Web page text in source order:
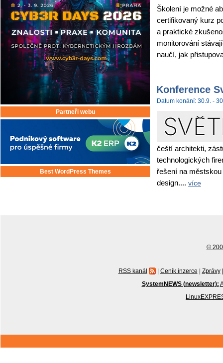
Partneři webu
Best WordPress Themes
Školení je možné
certifikovaný kurz
a praktické
monitorování
naučí, jak
Konference
Datum konání: 30.9. -
čeští architekti,
technologických
řešení na
design.... více
©
RSS kanál | Ceník inzerce | Zprávy |
SystemNEWS (newsletter):